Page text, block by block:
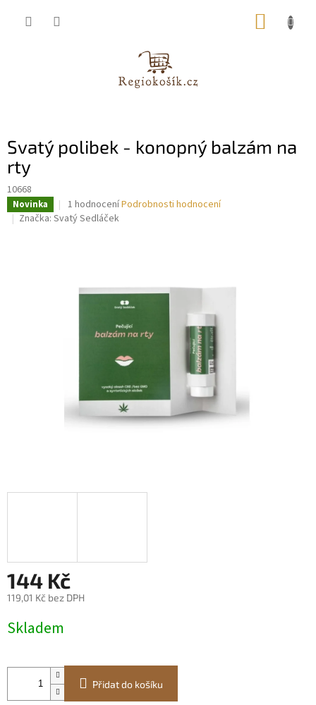
Svatý polibek - konopný balzám na
rty
10668
Novinka
Průměrné
hodnocení
hvězdiček.
1 hodnoceníPodrobnosti hodnocení
Značka: Svatý Sedláček
144 Kč
119,01 Kč bez DPH
cena:
Skladem
Přidat do košíku